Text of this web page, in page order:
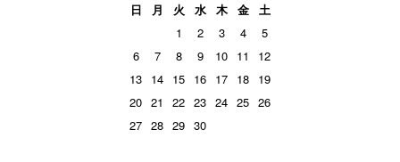
日 月 火 水 木 金
土
1
2 3 4
5
6
7 8 9 10 11
12
13 14 15 16 17 18 19
20 21 22 23 24 25 26
27 28 29 30